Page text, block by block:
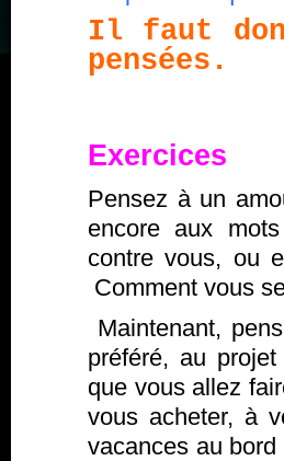
Il faut
pensées.
Exercices
Pensez à un
encore aux
contre vous, ou
Comment vous
Maintenant,
préféré, au
que vous allez
vous acheter, à
vacances au